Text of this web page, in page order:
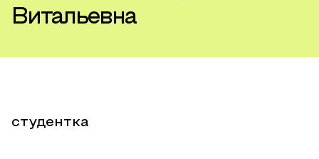
Витальевна
студентка